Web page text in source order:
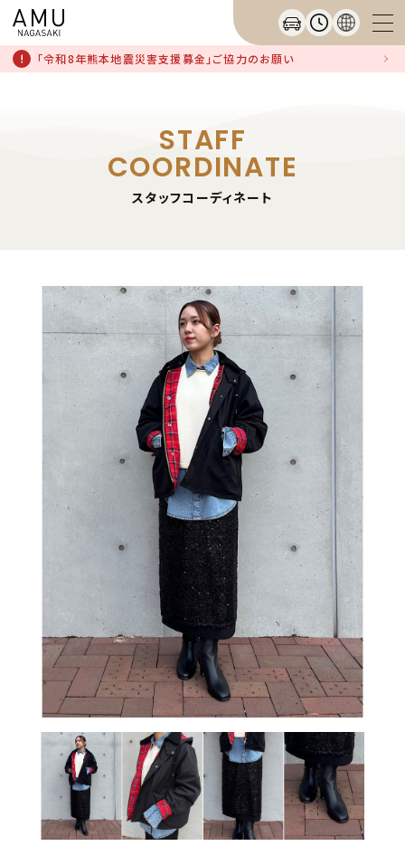
「令和8年熊本地震災害支援募金」ご協力のお願い
STAFF
COORDINATE
スタッフコーディネート